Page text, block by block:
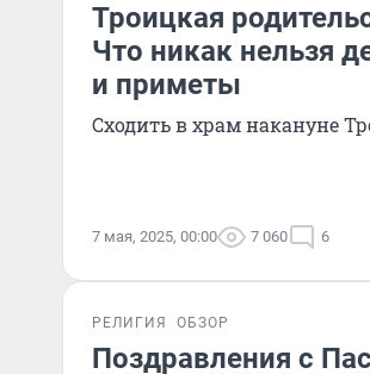
Троицкая
Что никак нельзя
и приметы
Сходить в храм накануне
7 мая, 2025, 00:00 7 060 6
РЕЛИГИЯ ОБЗОР
Поздравления с